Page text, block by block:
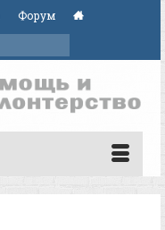
Форум